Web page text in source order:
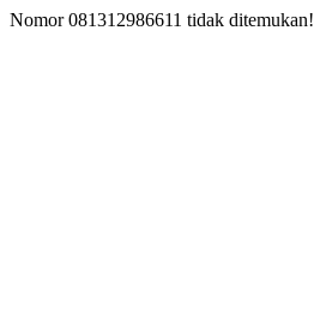
Nomor 081312986611 tidak ditemukan!